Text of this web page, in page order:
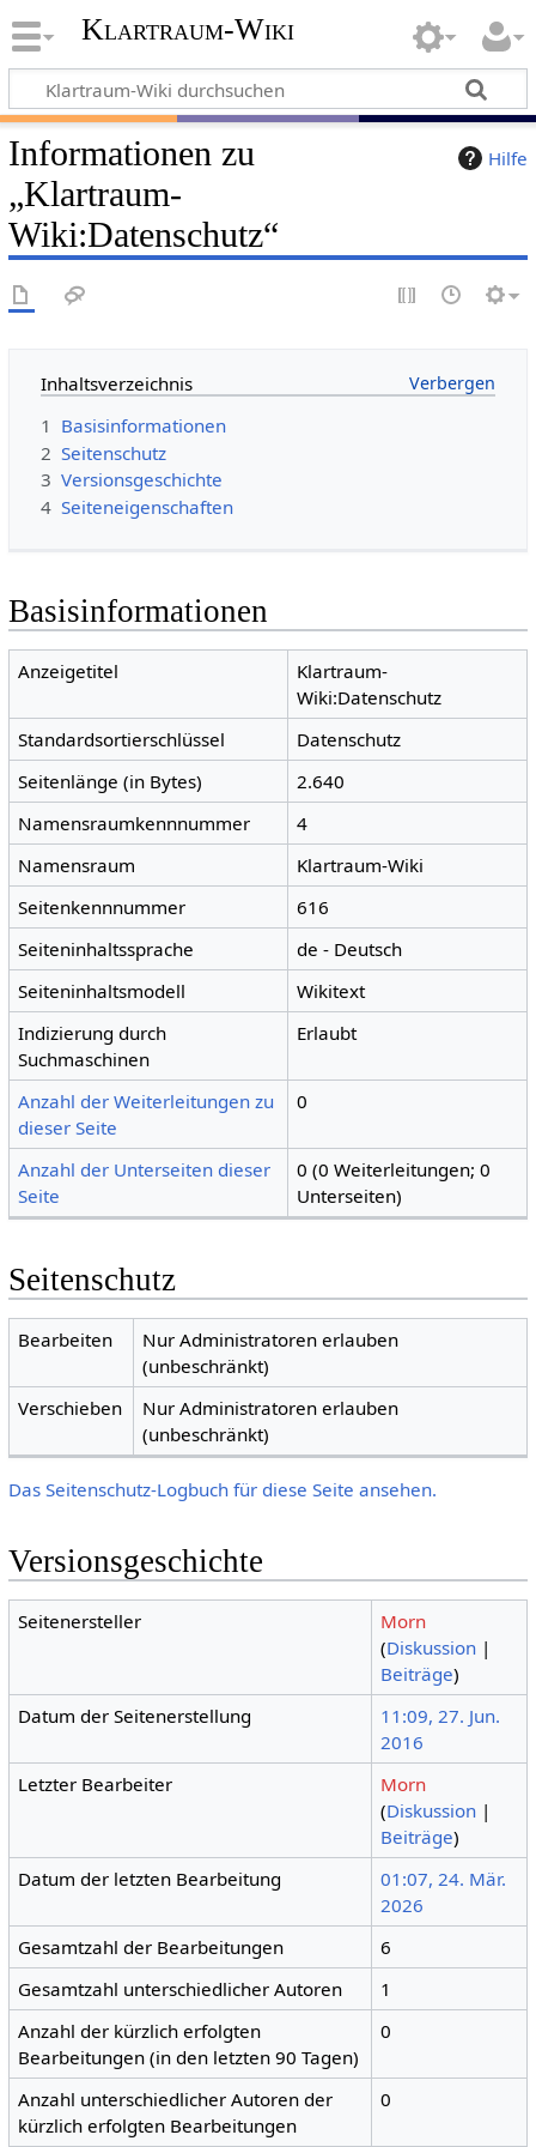
Klartraum-Wiki
Hilfe
Informationen zu
„Klartraum-
Wiki:Datenschutz“
Inhaltsverzeichnis
1 Basisinformationen
2 Seitenschutz
3 Versionsgeschichte
4 Seiteneigenschaften
Basisinformationen
Anzeigetitel
Klartraum-
Wiki:Datenschutz
Standardsortierschlüssel
Datenschutz
Seitenlänge (in Bytes)
2.640
Namensraumkennnummer
4
Namensraum
Klartraum-Wiki
Seitenkennnummer
616
Seiteninhaltssprache
de - Deutsch
Seiteninhaltsmodell
Wikitext
Indizierung durch
Suchmaschinen
Erlaubt
Anzahl der Weiterleitungen zu
dieser Seite
0
Anzahl der Unterseiten dieser
Seite
0 (0 Weiterleitungen; 0
Unterseiten)
Seitenschutz
Bearbeiten
Nur Administratoren erlauben
(unbeschränkt)
Verschieben
Nur Administratoren erlauben
(unbeschränkt)
Das Seitenschutz-Logbuch für diese Seite ansehen.
Versionsgeschichte
Seitenersteller
Morn
(Diskussion |
Beiträge)
Datum der Seitenerstellung
11:09, 27. Jun.
2016
Letzter Bearbeiter
Morn
(Diskussion |
Beiträge)
Datum der letzten Bearbeitung
01:07, 24. Mär.
2026
Gesamtzahl der Bearbeitungen
6
Gesamtzahl unterschiedlicher Autoren
1
Anzahl der kürzlich erfolgten
Bearbeitungen (in den letzten 90 Tagen)
0
Anzahl unterschiedlicher Autoren der
kürzlich erfolgten Bearbeitungen
0